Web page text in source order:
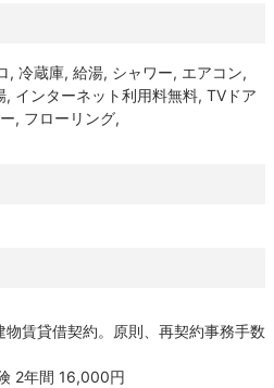
, 冷蔵庫, 給湯, シャワー, エアコン,
インターネット利用料無料, TVドア
, フローリング,
賃貸借契約。原則、再契約事務手数
2年間 16,000円